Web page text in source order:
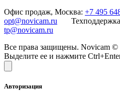
Офис продаж, Москва: +7 495
opt@novicam.ru
tp@novicam.ru
Все права защищены. Novicam ©
Выделите ее и нажмите
Авторизация